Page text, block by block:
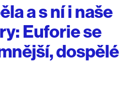
a s ní i naše
Euforie se
dospělé